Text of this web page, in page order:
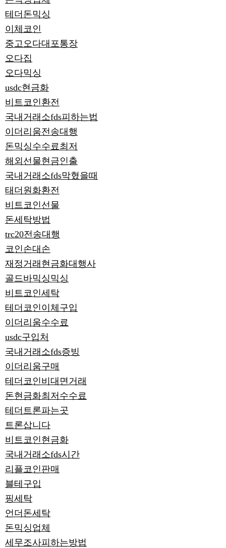
테더돈믹싱
이체코인
중고오다대포통장
오다집
오다믹싱
usdc현금화
비트코인환전
국내거래소fds피하는법
이더리움전송대행
돈믹싱수수료최저
해외선물현금인출
국내거래소fds막혔을때
태더원화환전
비트코인선물
돈세탁방법
trc20전송대행
코인손대손
재정거래현금화대행사
골드바믹싱믹싱
비트코인세탁
테더코인이체구입
이더리움수수료
usdc구입처
국내거래소fds증빙
이더리움구매
테더코인비대면거래
돈현금화최저수수료
테더트론파는곳
트론삽니다
비트코인현금화
국내거래소fds시간
리플코인판매
블테구입
핑세탁
언더돈세탁
돈믹싱업체
세무조사피하는방법